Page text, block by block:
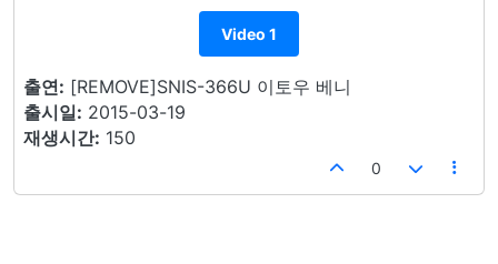
Video 1
출연: [REMOVE]SNIS-366U 이토우 베니
출시일: 2015-03-19
재생시간: 150
0